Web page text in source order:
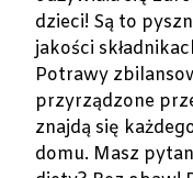
dzieci! Są to
jakości
Potrawy
przyrządzone
znajdą się
domu. Masz